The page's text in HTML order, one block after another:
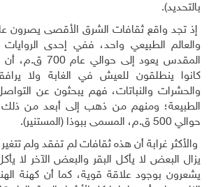
بالتحديد).
إذ تجد واقع ثقافات الشرق الأقصى يصرون
والعالم الطبيعي واحد، ففي إحدى
المقدس يعود
كانوا ينطلقون للعيش في الغابة ولا
والحشرات والنباتات، فهم يبحثون عن
الطبيعة؛ ومنهم من ذهب إلى أبعد من ذلك
حوالي 500 ق.م، المسمى ببوذا (المستنير).
والأكثر غرابة أن هذه ثقافات لم تفقد ولم
يزال البعض لا يأكل البقر والبعض الآخر لا
يشعرون بوجود علاقة قوية، كما أن كهنة